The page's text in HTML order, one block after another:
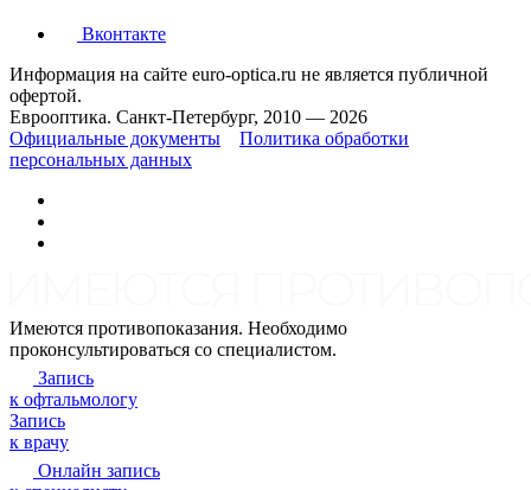
Вконтакте
Информация на сайте euro-optica.ru не является публичной
офертой.
Еврооптика. Санкт-Петербург, 2010 — 2026
Официальные документы
Политика обработки
персональных данных
Имеются противопоказания. Необходимо
проконсультироваться со специалистом.
Запись
к офтальмологу
Запись
к врачу
Онлайн запись